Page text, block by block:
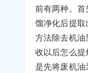
前有两种。
馏净化后提
方法除去机
收以后怎么
是先将废机